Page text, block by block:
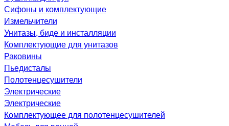
Сифоны и комплектующие
Измельчители
Унитазы, биде и инсталляции
Комплектующие для унитазов
Раковины
Пьедисталы
Полотенцесушители
Электрические
Электрические
Комплектующее для полотенцесушителей